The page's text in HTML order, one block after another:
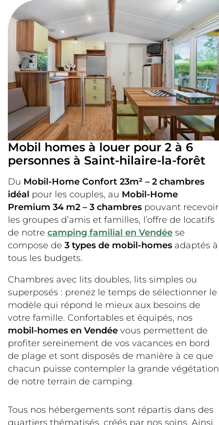
Mobil homes à louer pour 2 à 6
personnes à Saint-hilaire-la-forêt
Du Mobil-Home Confort 23m² – 2 chambres
idéal pour les couples, au Mobil-Home
Premium 34 m2 – 3 chambres pouvant recevoir
les groupes d’amis et familles, l’offre de locatifs
de notre camping familial en Vendée se
compose de 3 types de mobil-homes adaptés à
tous les budgets.
Chambres avec lits doubles, lits simples ou
superposés : prenez le temps de sélectionner le
modèle qui répond le mieux aux besoins de
votre famille. Confortables et équipés, nos
mobil-homes en Vendée vous permettent de
profiter sereinement de vos vacances en bord
de plage et sont disposés de manière à ce que
chacun puisse contempler la grande végétation
de notre terrain de camping.
Tous nos hébergements sont répartis dans des
quartiers thématisés, créés par nos soins. Ainsi,